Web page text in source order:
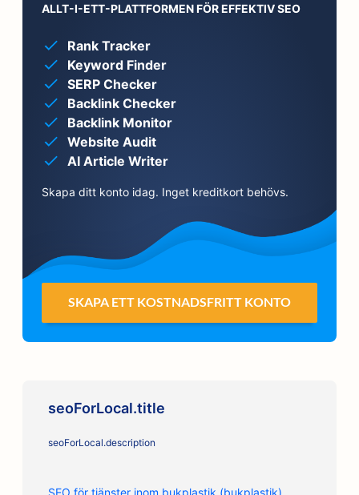
ALLT-I-ETT-PLATTFORMEN FÖR EFFEKTIV SEO
Rank Tracker
Keyword Finder
SERP Checker
Backlink Checker
Backlink Monitor
Website Audit
AI Article Writer
Skapa ditt konto idag. Inget kreditkort behövs.
SKAPA ETT KOSTNADSFRITT KONTO
seoForLocal.title
seoForLocal.description
SEO för tjänster inom bukplastik (bukplastik)